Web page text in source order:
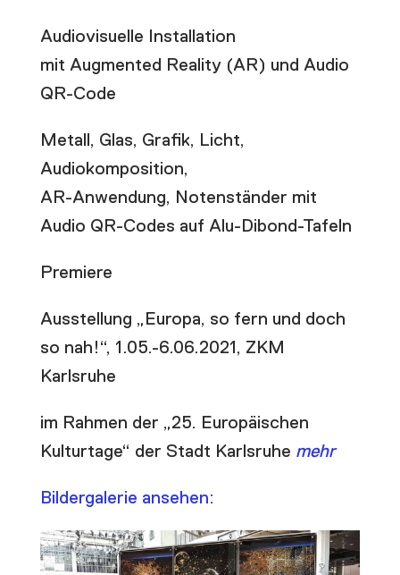
Audiovisuelle Installation
mit Augmented Reality (AR) und Audio
QR-Code
Metall, Glas, Grafik, Licht,
Audiokomposition,
AR-Anwendung, Notenständer mit
Audio QR-Codes auf Alu-Dibond-Tafeln
Premiere
Ausstellung „Europa, so fern und doch
so nah!“, 1.05.-6.06.2021, ZKM
Karlsruhe
im Rahmen der „25. Europäischen
Kulturtage“ der Stadt Karlsruhe mehr
Bildergalerie ansehen: